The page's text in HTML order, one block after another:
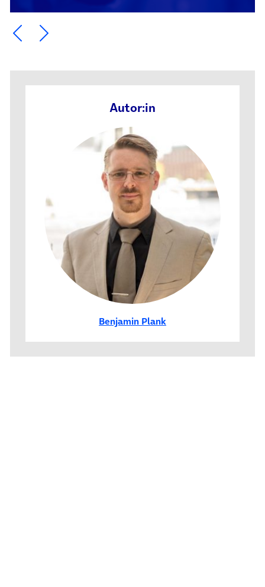
Ein Element zurück blättern
Ein Element weiter blättern
Autor:in
Benjamin Plank